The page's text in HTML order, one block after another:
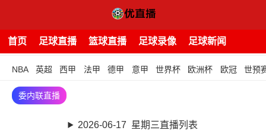
首页 足球直播 篮球直播 足球录像 足球新闻
NBA 英超 西甲 法甲 德甲 意甲 世界杯 欧洲杯 欧冠 世预
委内联直播
2026-06-17 星期三直播列表